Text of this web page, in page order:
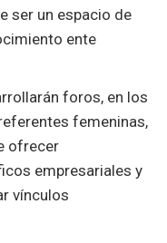
ser un espacio de
ente
foros, en los
femeninas,
ofrecer
empresariales y
vínculos